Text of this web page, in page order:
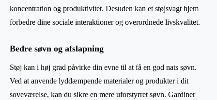
koncentration og produktivitet. Desuden kan et støjsvagt hjem
forbedre dine sociale interaktioner og overordnede livskvalitet.
Bedre søvn og afslapning
Støj kan i høj grad påvirke din evne til at få en god nats søvn.
Ved at anvende lyddæmpende materialer og produkter i dit
soveværelse, kan du sikre en mere uforstyrret søvn. Gardiner